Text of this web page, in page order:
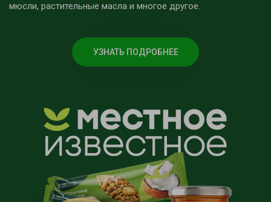
мюсли, растительные масла и многое другое.
УЗНАТЬ ПОДРОБНЕЕ